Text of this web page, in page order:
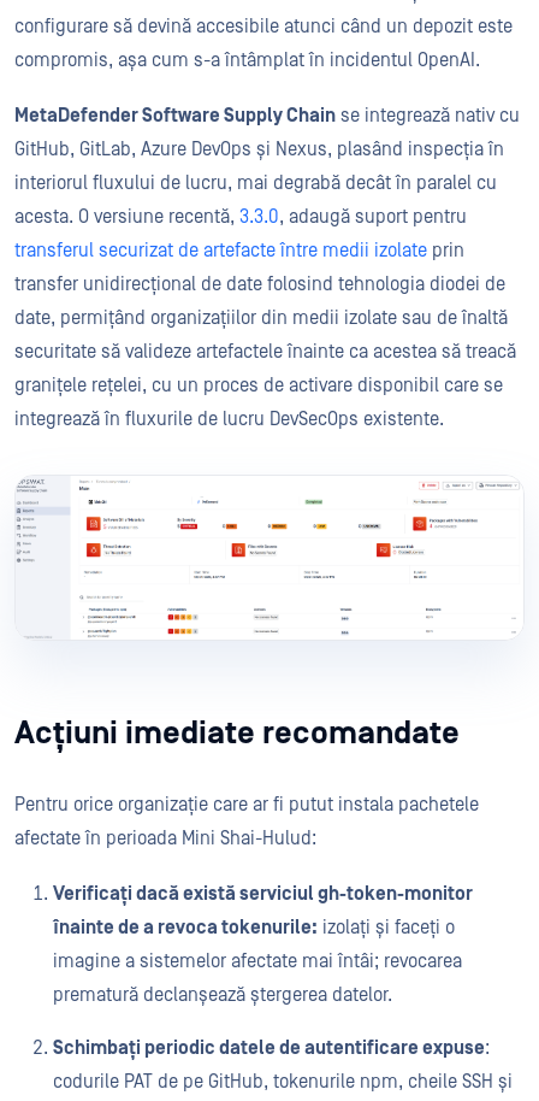
configurare să devină accesibile atunci când un depozit este
compromis, așa cum s-a întâmplat în incidentul OpenAI.
MetaDefender Software Supply Chain se integrează nativ cu
GitHub, GitLab, Azure DevOps și Nexus, plasând inspecția în
interiorul fluxului de lucru, mai degrabă decât în paralel cu
acesta. O versiune recentă, 3.3.0, adaugă suport pentru
transferul securizat de artefacte între medii izolate prin
transfer unidirecțional de date folosind tehnologia diodei de
date, permițând organizațiilor din medii izolate sau de înaltă
securitate să valideze artefactele înainte ca acestea să treacă
granițele rețelei, cu un proces de activare disponibil care se
integrează în fluxurile de lucru DevSecOps existente.
Acțiuni imediate recomandate
Pentru orice organizație care ar fi putut instala pachetele
afectate în perioada Mini Shai-Hulud:
Verificați dacă există serviciul gh-token-monitor
înainte de a revoca tokenurile: izolați și faceți o
imagine a sistemelor afectate mai întâi; revocarea
prematură declanșează ștergerea datelor.
Schimbați periodic datele de autentificare expuse:
codurile PAT de pe GitHub, tokenurile npm, cheile SSH și